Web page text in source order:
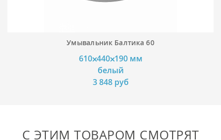
Умывальник Балтика 60
610⨉440⨉190 мм
белый
3 848 руб
С ЭТИМ ТОВАРОМ СМОТРЯТ